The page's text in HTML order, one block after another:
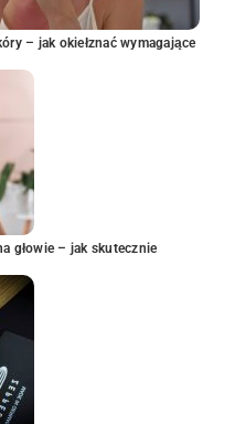
– jak okiełznać wymagające
głowie – jak skutecznie